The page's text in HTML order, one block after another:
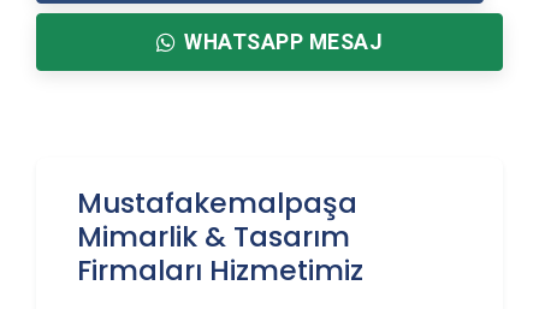
WHATSAPP MESAJ
Mustafakemalpaşa
Mimarlik & Tasarım
Firmaları Hizmetimiz